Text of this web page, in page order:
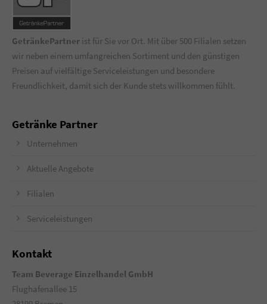
GetränkePartner ist für Sie vor Ort. Mit über 500 Filialen setzen
wir neben einem umfangreichen Sortiment und den günstigen
Preisen auf vielfältige Serviceleistungen und besondere
Freundlichkeit, damit sich der Kunde stets willkommen fühlt.
Getränke Partner
Unternehmen
Aktuelle Angebote
Filialen
Serviceleistungen
Kontakt
Team Beverage Einzelhandel GmbH
Flughafenallee 15